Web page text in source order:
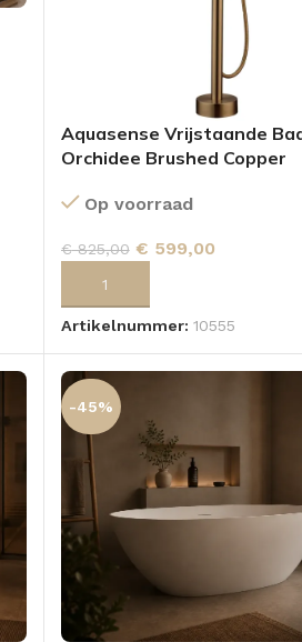
Aquasense Vrijstaande
Orchidee Brushed Copper
Op voorraad
€825,00 € 599,00
TOEVOEGEN AAN
Artikelnummer: 10555
-45%